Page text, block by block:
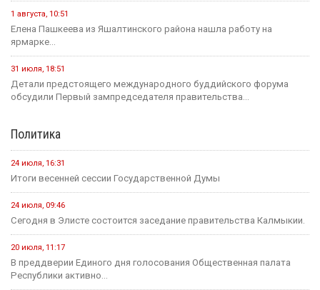
1 августа, 10:51
Елена Пашкеева из Яшалтинского района нашла работу на
ярмарке...
31 июля, 18:51
Детали предстоящего международного буддийского форума
обсудили Первый зампредседателя правительства...
Политика
24 июля, 16:31
Итоги весенней сессии Государственной Думы
24 июля, 09:46
Сегодня в Элисте состоится заседание правительства Калмыкии.
20 июля, 11:17
В преддверии Единого дня голосования Общественная палата
Республики активно...